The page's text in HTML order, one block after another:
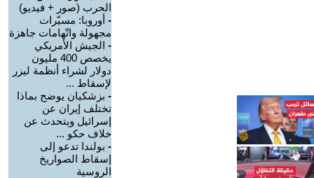
الحرب (صور + فيديو)
- أوروبا: مسيّرات
مجهولة واتّهامات جاهزة
- الجيش الأمريكي
يخصص 400 مليون
دولار لشراء أنظمة ليزر
لإسقاط ...
- بزشكيان يوضح بماذا
تختلف إيران عن
إسرائيل ويتحدث عن
خلاف حكو ...
- بولندا تدعو إلى
إسقاط الصواريخ
الروسية